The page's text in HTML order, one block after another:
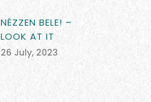
NÉZZEN BELE! –
LOOK AT IT
26 July, 2023